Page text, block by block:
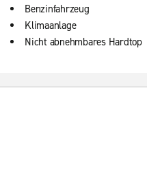
Benzinfahrzeug
Klimaanlage
Nicht abnehmbares Hardtop